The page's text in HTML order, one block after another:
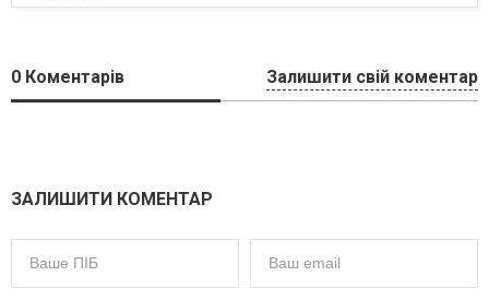
0 Коментарів Залишити свій коментар
ЗАЛИШИТИ КОМЕНТАР